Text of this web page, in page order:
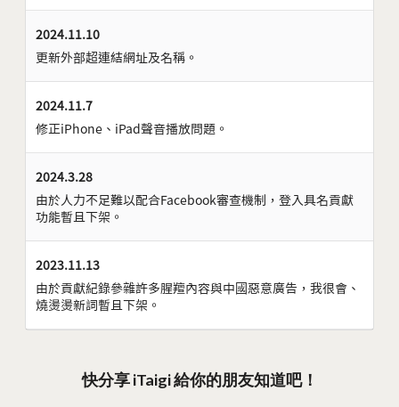
2024.11.10
更新外部超連結網址及名稱。
2024.11.7
修正iPhone、iPad聲音播放問題。
2024.3.28
由於人力不足難以配合Facebook審查機制，登入具名貢獻
功能暫且下架。
2023.11.13
由於貢獻紀錄參雜許多腥羶內容與中國惡意廣告，我很會、
燒燙燙新詞暫且下架。
快分享 iTaigi 給你的朋友知道吧！